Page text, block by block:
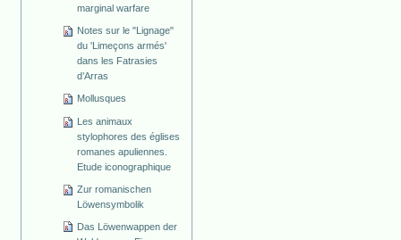
marginal warfare
Notes sur le "Lignage"
du 'Limeçons armés'
dans les Fatrasies
d’Arras
Mollusques
Les animaux
stylophores des églises
romanes apuliennes.
Etude iconographique
Zur romanischen
Löwensymbolik
Das Löwenwappen der